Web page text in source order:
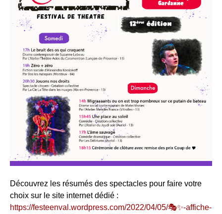
Découvrez les résumés des spectacles pour faire votre
choix sur le site internet dédié :
https://festeenval.wordpress.com/2022/04/05/🎭✨-affiche-